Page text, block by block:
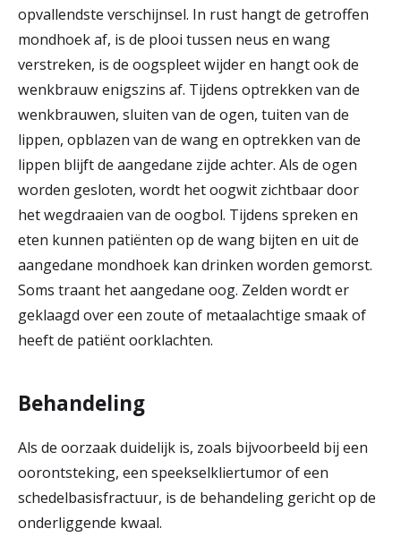
opvallendste verschijnsel. In rust hangt de getroffen
mondhoek af, is de plooi tussen neus en wang
verstreken, is de oogspleet wijder en hangt ook de
wenkbrauw enigszins af. Tijdens optrekken van de
wenkbrauwen, sluiten van de ogen, tuiten van de
lippen, opblazen van de wang en optrekken van de
lippen blijft de aangedane zijde achter. Als de ogen
worden gesloten, wordt het oogwit zichtbaar door
het wegdraaien van de oogbol. Tijdens spreken en
eten kunnen patiënten op de wang bijten en uit de
aangedane mondhoek kan drinken worden gemorst.
Soms traant het aangedane oog. Zelden wordt er
geklaagd over een zoute of metaalachtige smaak of
heeft de patiënt oorklachten.
Behandeling
Als de oorzaak duidelijk is, zoals bijvoorbeeld bij een
oorontsteking, een speekselkliertumor of een
schedelbasisfractuur, is de behandeling gericht op de
onderliggende kwaal.